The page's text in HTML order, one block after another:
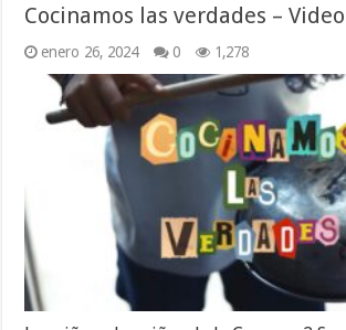
Cocinamos las verdades –
enero 26, 2024 0 1,278